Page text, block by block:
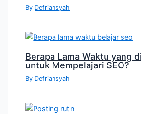
By Defriansyah
Berapa Lama Waktu yang
untuk Mempelajari SEO?
By Defriansyah